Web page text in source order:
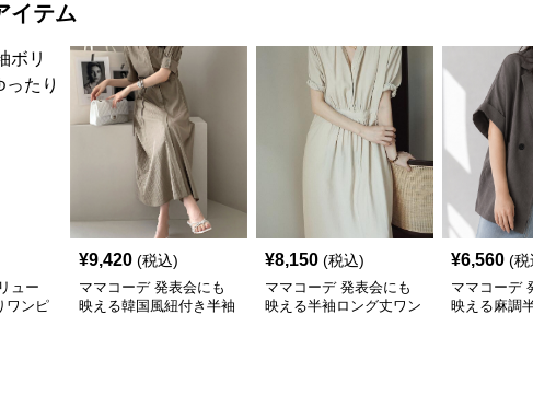
イテム
ュー
ワンピ
¥9,420 (税込)
ママコーデ 発表会にも
映える韓国風紐付き半袖
¥8,150 (税込)
ママコーデ 発表会にも
映える半袖ロング丈ワン
¥6,560 (税
ママコーデ
映える麻調